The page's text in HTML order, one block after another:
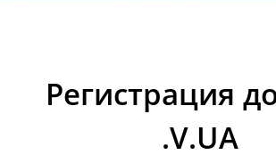
Регистрация
.V.UA